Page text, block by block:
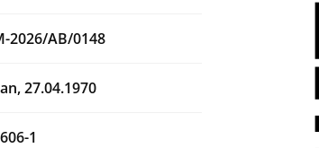
2026/AB/0148
27.04.1970
1